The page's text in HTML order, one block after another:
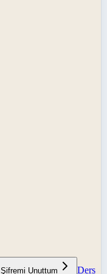
Şifremi Unuttum
Ders